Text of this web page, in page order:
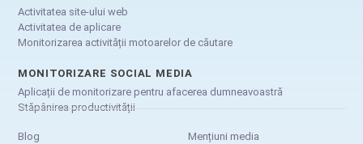
Activitatea site-ului web
Activitatea de aplicare
Monitorizarea activității motoarelor de căutare
MONITORIZARE SOCIAL MEDIA
Aplicații de monitorizare pentru afacerea dumneavoastră
Stăpânirea productivității
Blog
Mențiuni media